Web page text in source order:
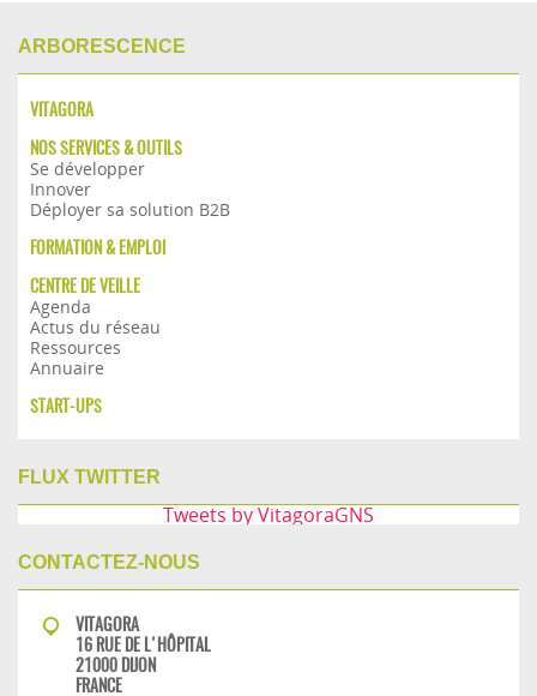
ARBORESCENCE
VITAGORA
NOS SERVICES & OUTILS
Se développer
Innover
Déployer sa solution B2B
FORMATION & EMPLOI
CENTRE DE VEILLE
Agenda
Actus du réseau
Ressources
Annuaire
START-UPS
FLUX TWITTER
Tweets by VitagoraGNS
CONTACTEZ-NOUS
VITAGORA
16 RUE DE L'HÔPITAL
21000 DIJON
FRANCE